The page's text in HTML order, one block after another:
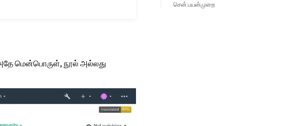
மென்பொருள், நூல் அல்லது
சென் பயன்முறை